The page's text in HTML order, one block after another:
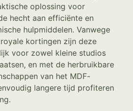
oplossing voor
hecht aan efficiënte en
hulpmiddelen. Vanwege
kortingen zijn deze
voor zowel kleine studios
en met de herbruikbare
van het MDF-
langere tijd profiteren